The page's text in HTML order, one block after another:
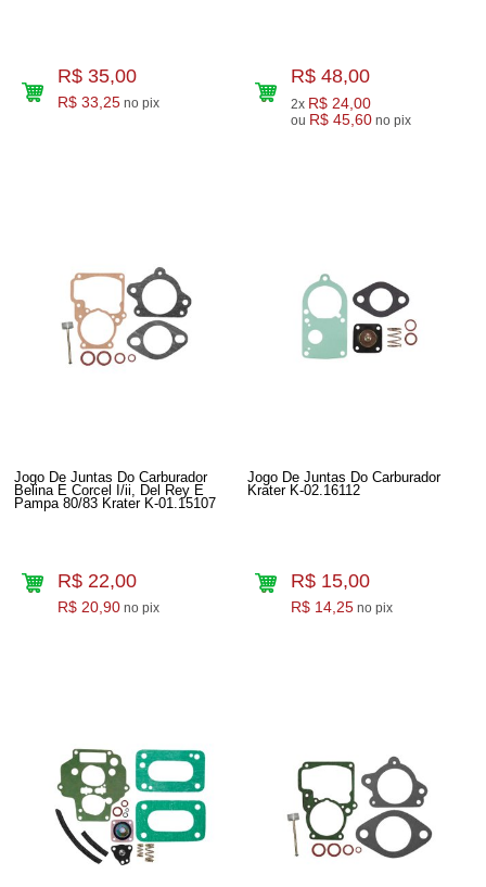
R$ 35,00
R$ 33,25 no pix
R$ 48,00
2x R$ 24,00
ou R$ 45,60 no pix
Jogo De Juntas Do Carburador
Belina E Corcel I/ii, Del Rey E
Pampa 80/83 Krater K-01.15107
R$ 22,00
R$ 20,90 no pix
Jogo De Juntas Do Carburador
Krater K-02.16112
R$ 15,00
R$ 14,25 no pix